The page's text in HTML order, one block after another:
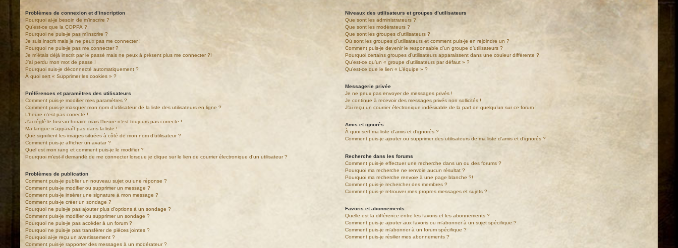
Problèmes de connexion et d’inscription
Pourquoi ai-je besoin de m’inscrire ?
Qu’est-ce que la COPPA ?
Pourquoi ne puis-je pas m’inscrire ?
Je suis inscrit mais je ne peux pas me connecter !
Pourquoi ne puis-je pas me connecter ?
Je m’étais déjà inscrit par le passé mais ne peux à présent plus me connecter ?!
J’ai perdu mon mot de passe !
Pourquoi suis-je déconnecté automatiquement ?
À quoi sert « Supprimer les cookies » ?
Préférences et paramètres des utilisateurs
Comment puis-je modifier mes paramètres ?
Comment puis-je masquer mon nom d’utilisateur de la liste des utilisateurs en ligne ?
L’heure n’est pas correcte !
J’ai réglé le fuseau horaire mais l’heure n’est toujours pas correcte !
Ma langue n’apparaît pas dans la liste !
Que signifient les images situées à côté de mon nom d’utilisateur ?
Comment puis-je afficher un avatar ?
Quel est mon rang et comment puis-je le modifier ?
Pourquoi m’est-il demandé de me connecter lorsque je clique sur le lien de courrier électronique d’un utilisateur ?
Problèmes de publication
Comment puis-je publier un nouveau sujet ou une réponse ?
Comment puis-je modifier ou supprimer un message ?
Comment puis-je insérer une signature à mon message ?
Comment puis-je créer un sondage ?
Pourquoi ne puis-je pas ajouter plus d’options à un sondage ?
Comment puis-je modifier ou supprimer un sondage ?
Pourquoi ne puis-je pas accéder à un forum ?
Pourquoi ne puis-je pas transférer de pièces jointes ?
Pourquoi ai-je reçu un avertissement ?
Comment puis-je rapporter des messages à un modérateur ?
Niveaux des utilisateurs et groupes d’utilisateurs
Que sont les administrateurs ?
Que sont les modérateurs ?
Que sont les groupes d’utilisateurs ?
Où sont les groupes d’utilisateurs et comment puis-je en rejoindre un ?
Comment puis-je devenir le responsable d’un groupe d’utilisateurs ?
Pourquoi certains groupes d’utilisateurs apparaissent dans une couleur différente ?
Qu’est-ce qu’un « groupe d’utilisateurs par défaut » ?
Qu’est-ce que le lien « L’équipe » ?
Messagerie privée
Je ne peux pas envoyer de messages privés !
Je continue à recevoir des messages privés non sollicités !
J’ai reçu un courrier électronique indésirable de la part de quelqu’un sur ce forum !
Amis et ignorés
À quoi sert ma liste d’amis et d’ignorés ?
Comment puis-je ajouter ou supprimer des utilisateurs de ma liste d’amis et d’ignorés ?
Recherche dans les forums
Comment puis-je effectuer une recherche dans un ou des forums ?
Pourquoi ma recherche ne renvoie aucun résultat ?
Pourquoi ma recherche renvoie à une page blanche ?!
Comment puis-je rechercher des membres ?
Comment puis-je retrouver mes propres messages et sujets ?
Favoris et abonnements
Quelle est la différence entre les favoris et les abonnements ?
Comment puis-je ajouter aux favoris ou m’abonner à un sujet spécifique ?
Comment puis-je m’abonner à un forum spécifique ?
Comment puis-je résilier mes abonnements ?